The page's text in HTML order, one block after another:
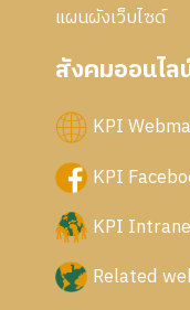
แผนผังเว็บไซด์
สังคมออนไล
KPI
KPI
KPI
Related